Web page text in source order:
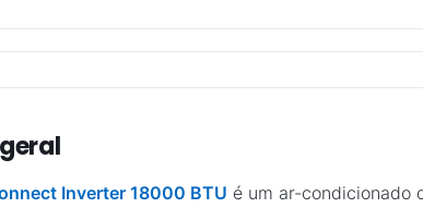
Inverter 18000 BTU é um ar-condicionado